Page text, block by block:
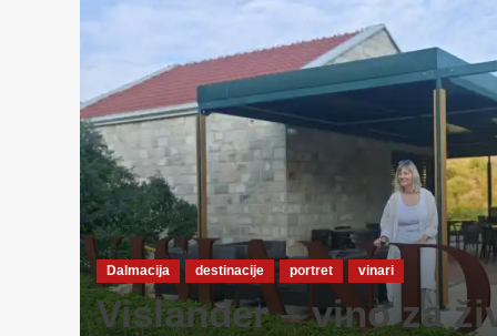
Dalmacija destinacije portret vinari
Vislander – vino za